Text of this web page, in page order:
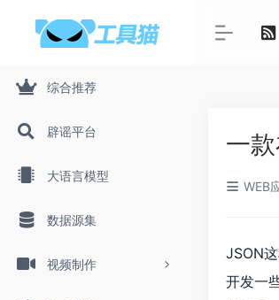
综合推荐
辟谣平台
大语言模型
数据源集
视频制作
一
WEB
JSON
开发一